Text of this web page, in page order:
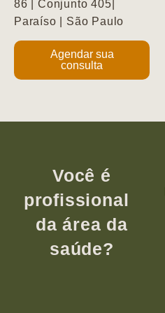
86 | Conjunto 405|
Paraíso | São Paulo
Agendar sua
consulta
Você é
profissional
da área da
saúde?